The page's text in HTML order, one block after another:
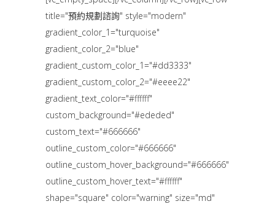
title="預約規劃諮詢" style="modern"
gradient_color_1="turquoise"
gradient_color_2="blue"
gradient_custom_color_1="#dd3333"
gradient_custom_color_2="#eeee22"
gradient_text_color="#ffffff"
custom_background="#ededed"
custom_text="#666666"
outline_custom_color="#666666"
outline_custom_hover_background="#666666"
outline_custom_hover_text="#ffffff"
shape="square" color="warning" size="md"